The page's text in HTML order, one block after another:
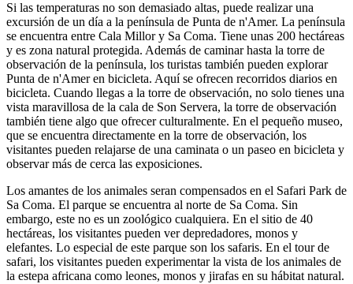
Si las temperaturas no son demasiado altas, puede realizar una
excursión de un día a la península de Punta de n'Amer. La península
se encuentra entre Cala Millor y Sa Coma. Tiene unas 200 hectáreas
y es zona natural protegida. Además de caminar hasta la torre de
observación de la península, los turistas también pueden explorar
Punta de n'Amer en bicicleta. Aquí se ofrecen recorridos diarios en
bicicleta. Cuando llegas a la torre de observación, no solo tienes una
vista maravillosa de la cala de Son Servera, la torre de observación
también tiene algo que ofrecer culturalmente. En el pequeño museo,
que se encuentra directamente en la torre de observación, los
visitantes pueden relajarse de una caminata o un paseo en bicicleta y
observar más de cerca las exposiciones.
Los amantes de los animales seran compensados en el Safari Park de
Sa Coma. El parque se encuentra al norte de Sa Coma. Sin
embargo, este no es un zoológico cualquiera. En el sitio de 40
hectáreas, los visitantes pueden ver depredadores, monos y
elefantes. Lo especial de este parque son los safaris. En el tour de
safari, los visitantes pueden experimentar la vista de los animales de
la estepa africana como leones, monos y jirafas en su hábitat natural.